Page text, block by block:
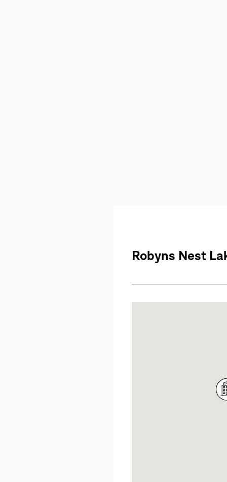
Robyns Nest